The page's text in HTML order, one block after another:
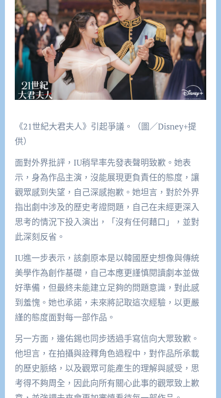
《21世紀大君夫人》引起爭議。（圖／Disney+提
供）
面對外界批評，IU稍早率先發表聲明致歉。她表
示，身為作品主演，沒能展現更負責任的態度，讓
觀眾感到失望，自己深感抱歉。她坦言，對於外界
指出劇中涉及的歷史考證問題，自己在未經更深入
思考的情況下投入演出，「沒有任何藉口」，並對
此深刻反省。
IU進一步表示，該劇原本是以韓國歷史想像與傳統
美學作為創作基礎，自己本應更謹慎閱讀劇本並做
好準備，但最終未能建立足夠的問題意識，對此感
到羞愧。她也承諾，未來將記取這次經驗，以更嚴
謹的態度面對每一部作品。
另一方面，邊佑錫也同步透過手寫信向大眾致歉。
他坦言，在拍攝與詮釋角色過程中，對作品所承載
的歷史脈絡，以及觀眾可能產生的理解與感受，思
考得不夠周全，因此向所有關心此事的觀眾致上歉